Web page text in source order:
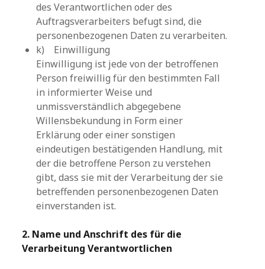
des Verantwortlichen oder des
Auftragsverarbeiters befugt sind, die
personenbezogenen Daten zu verarbeiten.
k) Einwilligung
Einwilligung ist jede von der betroffenen
Person freiwillig für den bestimmten Fall
in informierter Weise und
unmissverständlich abgegebene
Willensbekundung in Form einer
Erklärung oder einer sonstigen
eindeutigen bestätigenden Handlung, mit
der die betroffene Person zu verstehen
gibt, dass sie mit der Verarbeitung der sie
betreffenden personenbezogenen Daten
einverstanden ist.
2. Name und Anschrift des für die
Verarbeitung Verantwortlichen